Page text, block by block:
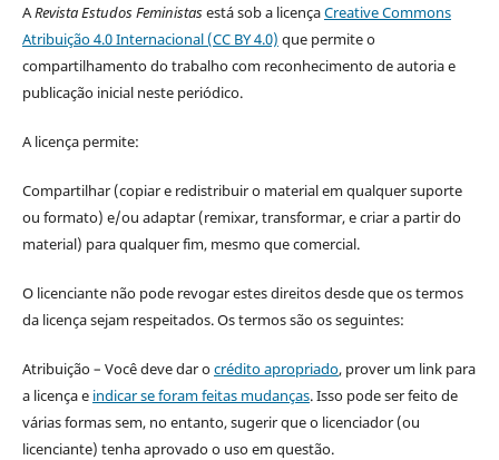
ARevista Estudos Feministasestá sob a licençaCreative Commons
Atribuição 4.0 Internacional (CC BY 4.0) que permite o
compartilhamento do trabalho com reconhecimento de autoria e
publicação inicial neste periódico.
A licença permite:
Compartilhar (copiar e redistribuir o material em qualquer suporte
ou formato) e/ou adaptar (remixar, transformar, e criar a partir do
material) para qualquer fim, mesmo que comercial.
O licenciante não pode revogar estes direitos desde que os termos
da licença sejam respeitados. Os termos são os seguintes:
Atribuição – Você deve dar ocrédito apropriado, prover um link para
a licença e indicar se foram feitas mudanças. Isso pode ser feito de
várias formas sem, no entanto, sugerir que o licenciador (ou
licenciante) tenha aprovado o uso em questão.